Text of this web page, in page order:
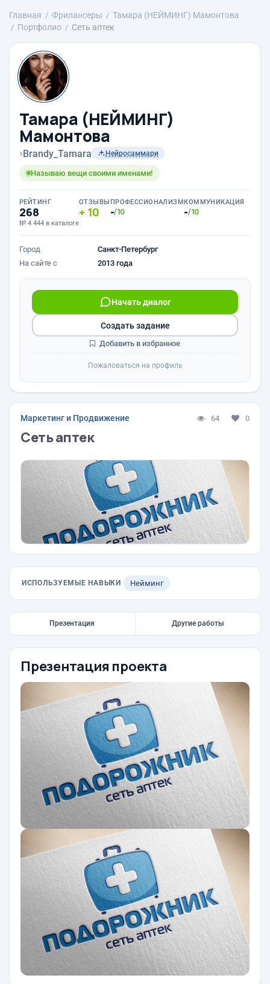
Главная Фрилансеры
Тамара (НЕЙМИНГ) Мамонтова
Портфолио
Сеть аптек
Тамара (НЕЙМИНГ)
Мамонтова
›Brandy_Tamara Нейросаммари
Называю вещи своими именами!
РЕЙТИНГ
268
№ 4 444 в каталоге
ОТЗЫВЫ
10
ПРОФЕССИОНАЛИЗМ
-/10
КОММУНИКАЦИЯ
-/10
Город
Санкт-Петербург
На сайте с
2013 года
Начать диалог
Создать задание
Добавить в избранное
Пожаловаться на профиль
Маркетинг и Продвижение 64 0
Сеть аптек
ИСПОЛЬЗУЕМЫЕ НАВЫКИ Нейминг
Презентация Другие работы
Презентация проекта